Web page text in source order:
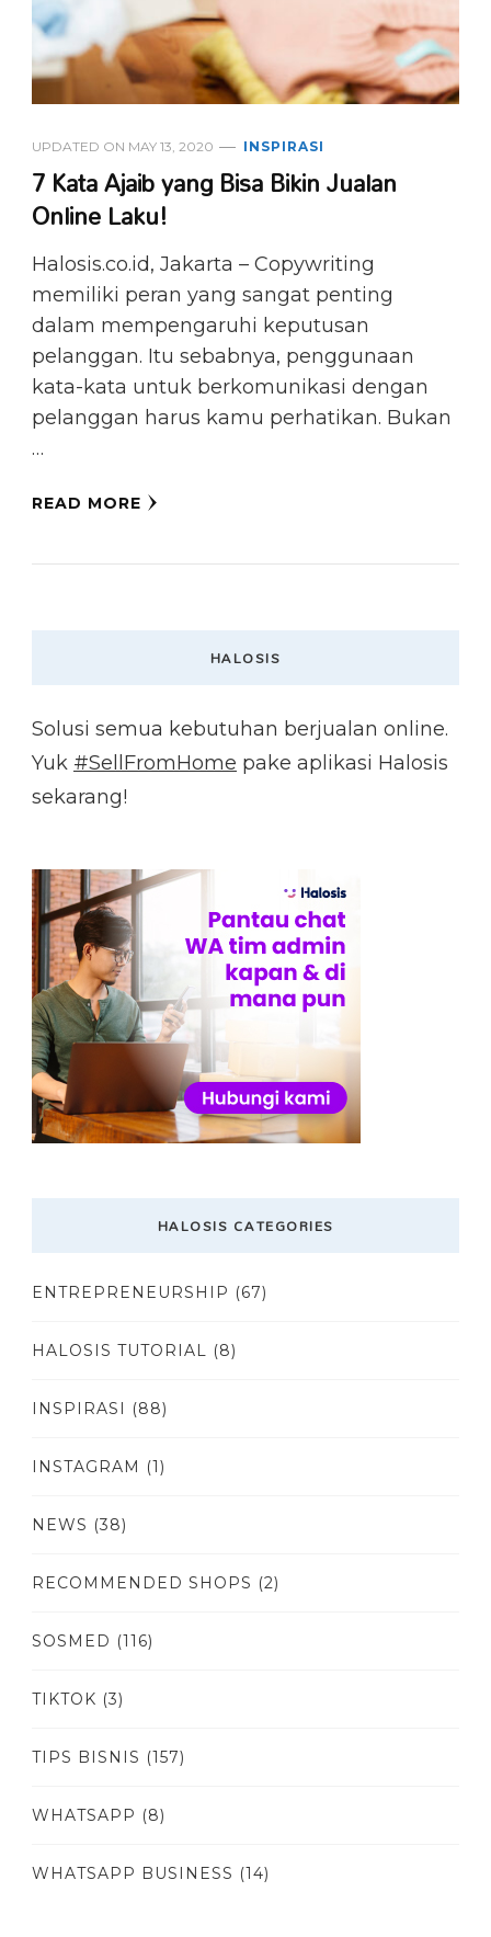
UPDATED ON MAY 13, 2020 INSPIRASI
7 Kata Ajaib yang Bisa Bikin Jualan
Online Laku!
Halosis.co.id, Jakarta – Copywriting
memiliki peran yang sangat penting
dalam mempengaruhi keputusan
pelanggan. Itu sebabnya, penggunaan
kata-kata untuk berkomunikasi dengan
pelanggan harus kamu perhatikan. Bukan
…
READ MORE
HALOSIS
Solusi semua kebutuhan berjualan online.
Yuk #SellFromHome pake aplikasi Halosis
sekarang!
HALOSIS CATEGORIES
ENTREPRENEURSHIP (67)
HALOSIS TUTORIAL (8)
INSPIRASI (88)
INSTAGRAM (1)
NEWS (38)
RECOMMENDED SHOPS (2)
SOSMED (116)
TIKTOK (3)
TIPS BISNIS (157)
WHATSAPP (8)
WHATSAPP BUSINESS (14)